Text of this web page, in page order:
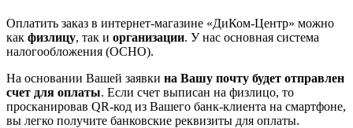
Оплатить заказ в интернет-магазине «ДиКом-Центр» можно
как физлицу, так и организации. У нас основная система
налогообложения (ОСНО).
На основании Вашей заявки на Вашу почту будет отправлен
счет для оплаты. Если счет выписан на физлицо, то
просканировав QR-код из Вашего банк-клиента на смартфоне,
вы легко получите банковские реквизиты для оплаты.